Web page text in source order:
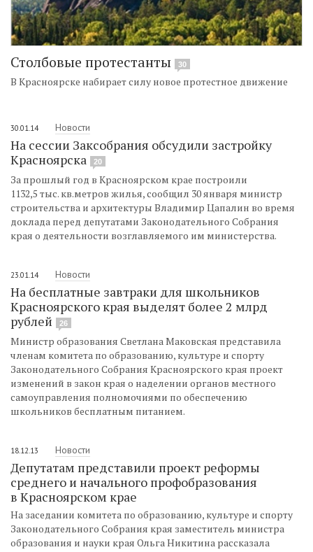
Столбовые протестанты 30
В Красноярске набирает силу новое протестное движение
30.01.14 Новости
На сессии Заксобрания обсудили застройку
Красноярска
20
За прошлый год в Красноярском крае построили
1132,5 тыс. кв.метров жилья, сообщил 30 января министр
строительства и архитектуры Владимир Цапалин во время
доклада перед депутатами Законодательного Собрания
края о деятельности возглавляемого им министерства.
23.01.14 Новости
На бесплатные завтраки для школьников
Красноярского края выделят более 2 млрд
рублей
26
Министр образования Светлана Маковская представила
членам комитета по образованию, культуре и спорту
Законодательного Собрания Красноярского края проект
изменений в закон края о наделении органов местного
самоуправления полномочиями по обеспечению
школьников бесплатным питанием.
18.12.13 Новости
Депутатам представили проект реформы
среднего и начального профобразования
в Красноярском крае
На заседании комитета по образованию, культуре и спорту
Законодательного Собрания края заместитель министра
образования и науки края Ольга Никитина рассказала